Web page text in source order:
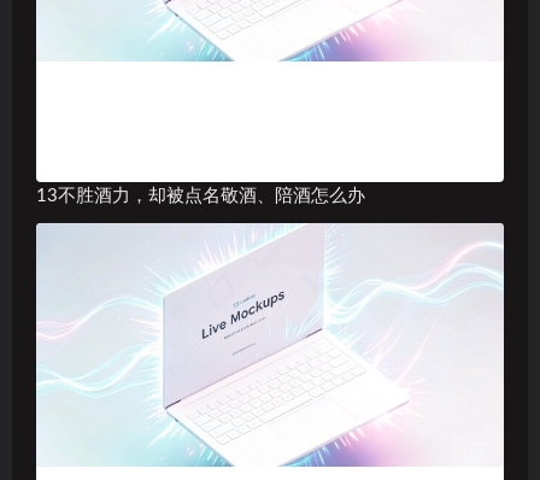
13不胜酒力，却被点名敬酒、陪酒怎么办